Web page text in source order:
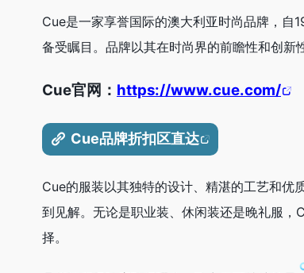
Cue是一家享誉国际的澳大利亚时尚品牌，自
备受瞩目。品牌以其在时尚界的前瞻性和创新
Cue官网： https://www.cue.com/
Cue品牌折扣区直达
Cue的服装以其独特的设计、精湛的工艺和优
到见解。无论是职业装、休闲装还是晚礼服
择。